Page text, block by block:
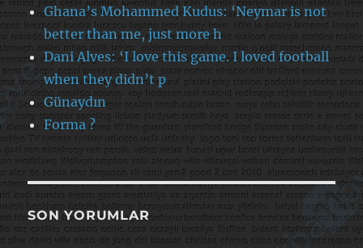
Ghana’s Mohammed Kudus: ‘Neymar is not
better than me, just more h
Dani Alves: ‘I love this game. I loved football
when they didn’t p
Günaydın
Forma ?
SON YORUMLAR